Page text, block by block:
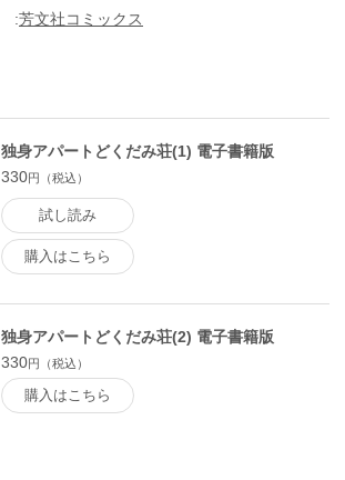
芳文社コミックス
独身アパートどくだみ荘(1) 電子書籍版
330円（税込）
試し読み
購入はこちら
独身アパートどくだみ荘(2) 電子書籍版
330円（税込）
購入はこちら